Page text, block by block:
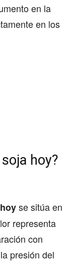
en la
en los
hoy?
se sitúa en
representa
con
presión del